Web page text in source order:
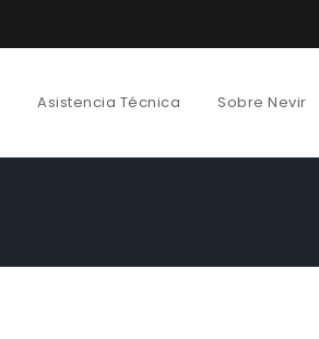
Asistencia Técnica Sobre Nevir